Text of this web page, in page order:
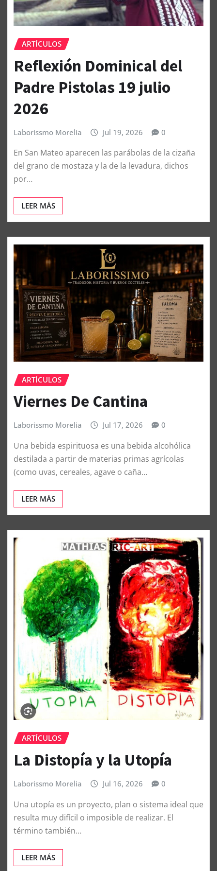
ARTÍCULOS
Reflexión Dominical del
Padre Pistolas 19 julio
2026
Laborissmo Morelia Jul 19, 2026 0
En San Mateo aparecen las parábolas de la cizaña
del grano de mostaza y la de la levadura, dichos
por…
LEER MÁS
ARTÍCULOS
Viernes De Cantina
Laborissmo Morelia Jul 17, 2026 0
Una bebida espirituosa es una bebida alcohólica
destilada a partir de materias primas agrícolas
(como uvas, cereales, agave o caña…
LEER MÁS
ARTÍCULOS
La Distopía y la Utopía
Laborissmo Morelia Jul 16, 2026 0
Una utopía es un proyecto, plan o sistema ideal que
resulta muy difícil o imposible de realizar. El
término también…
LEER MÁS